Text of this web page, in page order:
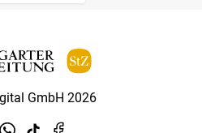
GmbH 2026